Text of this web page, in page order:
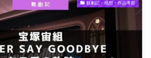
観劇記・感想・作品考察